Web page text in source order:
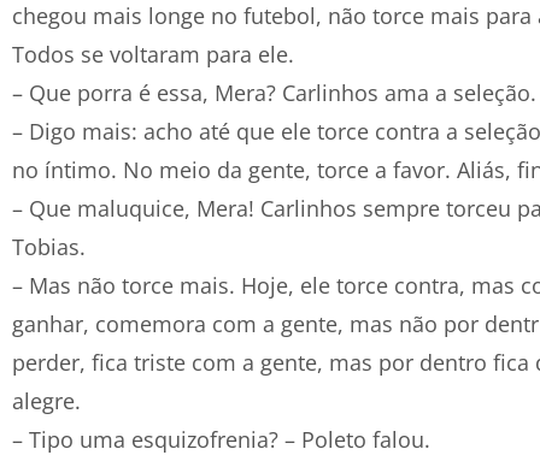
chegou mais longe no futebol, não torce mais para
Todos se voltaram para ele.
– Que porra é essa, Mera? Carlinhos ama a
– Digo mais: acho até que ele torce contra a
no íntimo. No meio da gente, torce a favor. Aliás,
– Que maluquice, Mera! Carlinhos sempre torceu
Tobias.
– Mas não torce mais. Hoje, ele torce contra, mas
ganhar, comemora com a gente, mas não por
perder, fica triste com a gente, mas por dentro fica
alegre.
– Tipo uma esquizofrenia? – Poleto falou.